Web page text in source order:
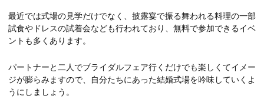
最近では式場の見学だけでなく、披露宴で振る舞われる料理の一部
試食やドレスの試着会なども行われており、無料で参加できるイベ
ントも多くあります。
パートナーと二人でブライダルフェア行くだけでも楽しくてイメー
ジが膨らみますので、自分たちにあった結婚式場を吟味していくよ
うにしましょう。